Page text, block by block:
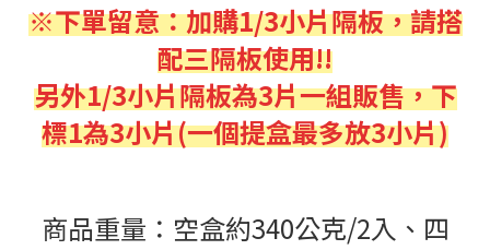
※下單留意：加購1/3小片隔板，請搭
配三隔板使用!!
另外1/3小片隔板為3片一組販售，下
標1為3小片(一個提盒最多放3小片)
商品重量：空盒約340公克/2入、四